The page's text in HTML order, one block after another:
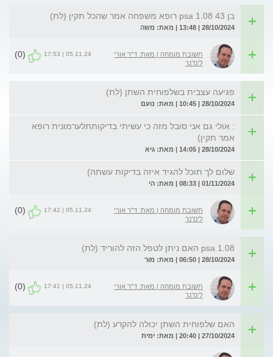
בן 43 psa 1.08 רופא משפחה אמר שהכל תקין (לת)
28/10/2024 | 13:48 | מאת: משה
תשובת מומחה | מאת: ד"ר אורי
לינדנר
05.11.24 | 17:53
(0)
פגיעה עצבית בשלפוחית השתן (לת)
28/10/2024 | 10:45 | מאת: נועם
: אולי גם אני סובל מזה כי עשיתי בדיקותתלערמונית רופא
אמר תקין)
28/10/2024 | 14:05 | מאת: גיא
שלום לך תוכל להגיד איזה בדיקות עשתה)
01/11/2024 | 08:33 | מאת: הי
תשובת מומחה | מאת: ד"ר אורי
לינדנר
05.11.24 | 17:42
(0)
psa 1.08 האם ניתן לטפל הזה להוריד (לת)
28/10/2024 | 06:50 | מאת: מור
תשובת מומחה | מאת: ד"ר אורי
לינדנר
05.11.24 | 17:41
(0)
האם שלפוחית השתן יכולה להקרע (לת)
27/10/2024 | 20:40 | מאת: ימית